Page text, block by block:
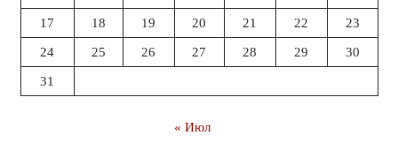
17 18 19 20 21 22 23
24 25 26 27 28 29 30
31
« Июл